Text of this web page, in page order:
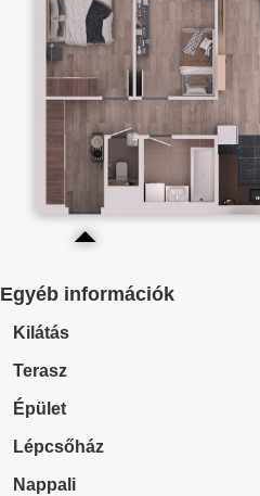
Egyéb információk
Kilátás
Terasz
Épület
Lépcsőház
Nappali